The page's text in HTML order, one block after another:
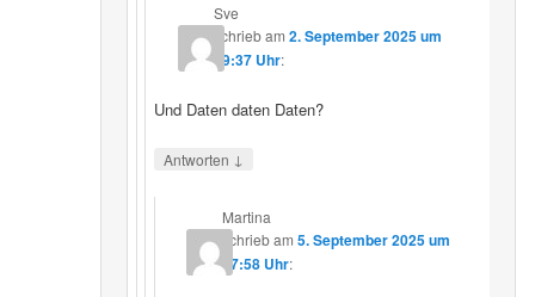
Sve
schriebam 2. September 2025 um
19:37 Uhr:
Und Daten daten Daten?
Antworten ↓
Martina
schriebam5. September 2025 um
17:58 Uhr: